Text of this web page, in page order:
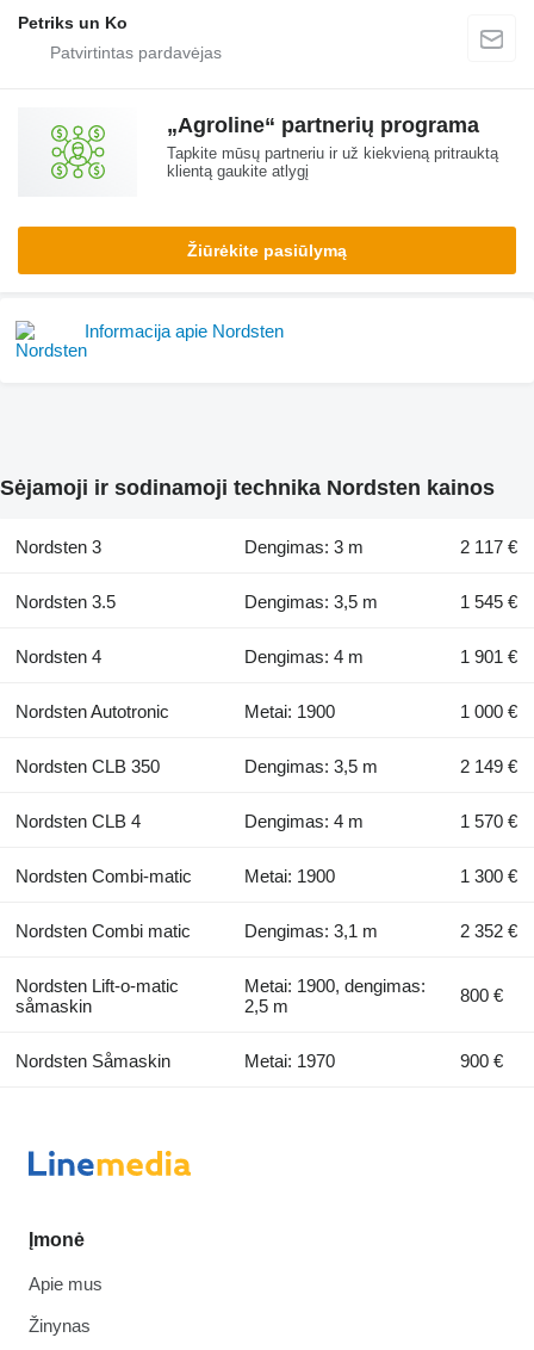
Petriks un Ko
„Agroline“ partnerių programa
Tapkite mūsų partneriu ir už kiekvieną pritrauktą
klientą gaukite atlygį
Žiūrėkite pasiūlymą
Informacija apie Nordsten
Sėjamoji ir sodinamoji technika Nordsten kainos
Nordsten 3 Dengimas: 3 m 2 117 €
Nordsten 3.5 Dengimas: 3,5 m 1 545 €
Nordsten 4 Dengimas: 4 m 1 901 €
Nordsten Autotronic Metai: 1900 1 000 €
Nordsten CLB 350 Dengimas: 3,5 m 2 149 €
Nordsten CLB 4 Dengimas: 4 m 1 570 €
Nordsten Combi-matic Metai: 1900 1 300 €
Nordsten Combi matic Dengimas: 3,1 m 2 352 €
Nordsten Lift-o-matic
såmaskin
Metai: 1900, dengimas:
2,5 m
800 €
Nordsten Såmaskin Metai: 1970 900 €
Įmonė
Apie mus
Žinynas